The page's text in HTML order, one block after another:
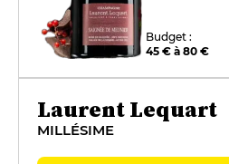
Budget :
45 € à 80 €
Laurent Lequart
MILLÉSIME